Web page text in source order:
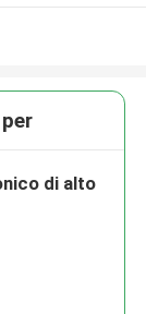
di alto